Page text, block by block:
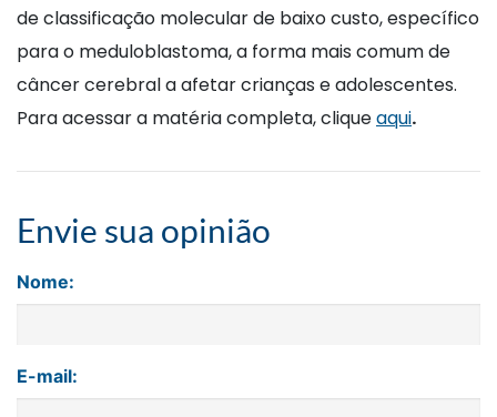
de classificação molecular de baixo custo, específico
para o meduloblastoma, a forma mais comum de
câncer cerebral a afetar crianças e adolescentes.
Para acessar a matéria completa, cliqueaqui.
Envie sua opinião
Nome:
E-mail: